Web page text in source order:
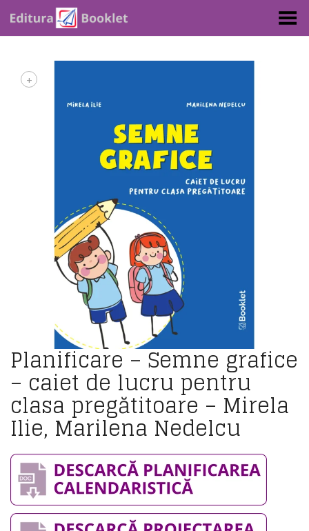
Toggle Menu
+
Planificare – Semne grafice
– caiet de lucru pentru
clasa pregătitoare – Mirela
Ilie, Marilena Nedelcu